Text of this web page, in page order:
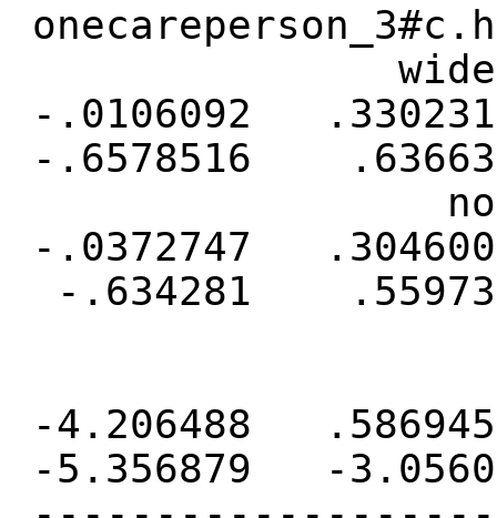
wider
-.0106092
-.6578516
not
-.0372747
-.634281
-4.206488
-5.356879 -